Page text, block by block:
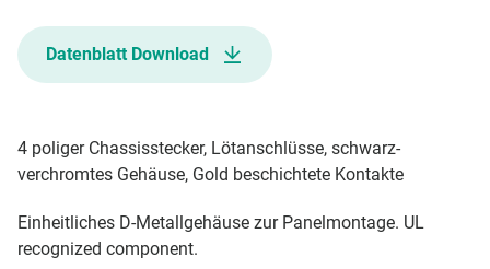
Datenblatt Download
4 poliger Chassisstecker, Lötanschlüsse, schwarz-
verchromtes Gehäuse, Gold beschichtete Kontakte
Einheitliches D-Metallgehäuse zur Panelmontage. UL
recognized component.